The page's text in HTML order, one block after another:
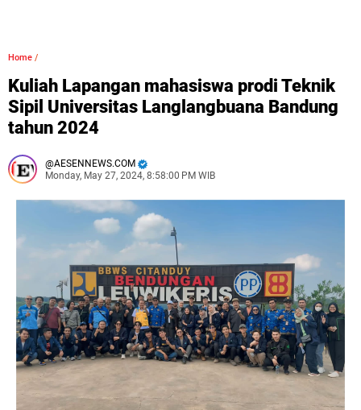
Home /
Kuliah Lapangan mahasiswa prodi Teknik
Sipil Universitas Langlangbuana Bandung
tahun 2024
AESENNEWS.COM
Monday, May 27, 2024, 8:58:00 PM WIB